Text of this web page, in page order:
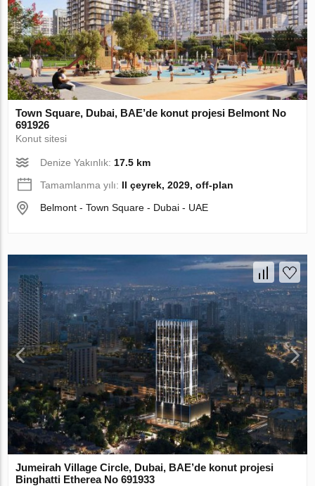
Town Square, Dubai, BAE’de konut projesi Belmont No
691926
Konut sitesi
Denize Yakınlık: 17.5 km
Tamamlanma yılı: II çeyrek, 2029, off-plan
Belmont - Town Square - Dubai - UAE
Jumeirah Village Circle, Dubai, BAE’de konut projesi
Binghatti Etherea No 691933